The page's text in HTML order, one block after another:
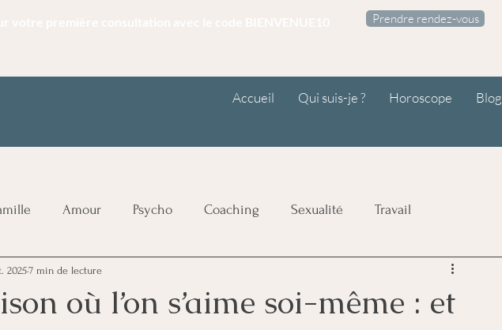
Prendre rendez-vous
Accueil Qui suis-je ? Horoscope Blog
Amour Psycho Coaching Sexualité Travail
libido Analyse et information
où l’on s’aime soi-même : et
20257 min de lecture